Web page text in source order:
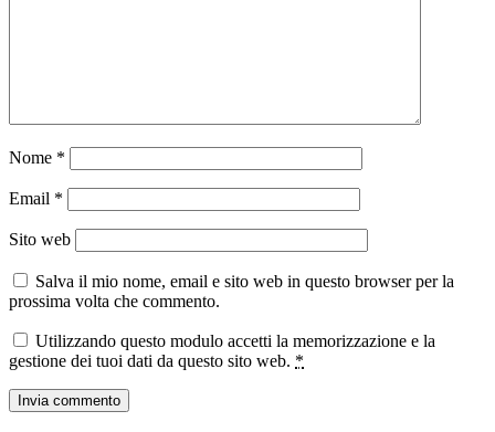
Nome *
Email *
Sito web
Salva il mio nome, email e sito web in questo browser per la
prossima volta che commento.
Utilizzando questo modulo accetti la memorizzazione e la
gestione dei tuoi dati da questo sito web. *